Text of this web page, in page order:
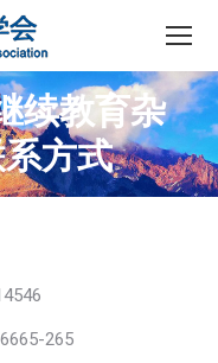
续教育杂
方式
265